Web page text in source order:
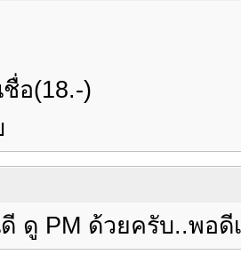
อ(18.-)
ดู PM ด้วยครับ..พอดี